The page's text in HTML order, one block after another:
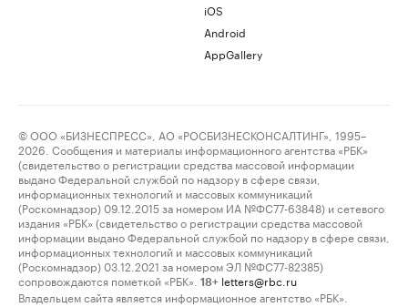
iOS
Android
AppGallery
© ООО «БИЗНЕСПРЕСС», АО «РОСБИЗНЕСКОНСАЛТИНГ», 1995–
2026. Сообщения и материалы информационного агентства «РБК»
(свидетельство о регистрации средства массовой информации
выдано Федеральной службой по надзору в сфере связи,
информационных технологий и массовых коммуникаций
(Роскомнадзор) 09.12.2015 за номером ИА №ФС77-63848) и сетевого
издания «РБК» (свидетельство о регистрации средства массовой
информации выдано Федеральной службой по надзору в сфере связи,
информационных технологий и массовых коммуникаций
(Роскомнадзор) 03.12.2021 за номером ЭЛ №ФС77-82385)
сопровождаются пометкой «РБК».
18+ letters@rbc.ru
Владельцем сайта является информационное агентство «РБК».